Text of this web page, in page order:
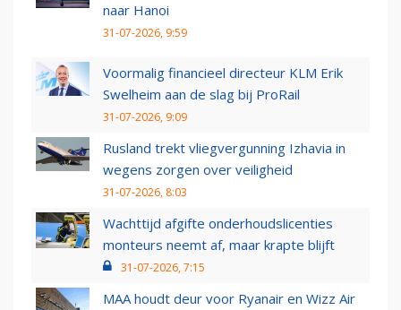
naar Hanoi
31-07-2026, 9:59
Voormalig financieel directeur KLM Erik
Swelheim aan de slag bij ProRail
31-07-2026, 9:09
Rusland trekt vliegvergunning Izhavia in
wegens zorgen over veiligheid
31-07-2026, 8:03
Wachttijd afgifte onderhoudslicenties
monteurs neemt af, maar krapte blijft
31-07-2026, 7:15
MAA houdt deur voor Ryanair en Wizz Air